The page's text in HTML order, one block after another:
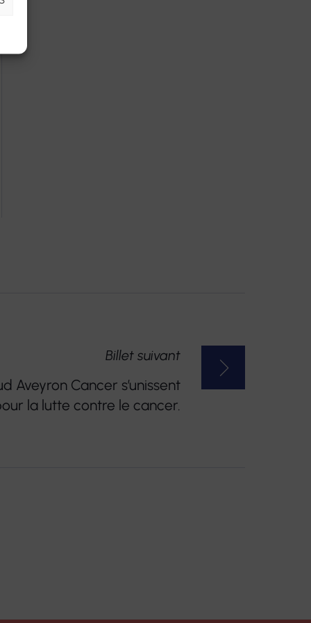
Billet suivant
Aveyron Cancer s’unissent
la lutte contre le cancer.